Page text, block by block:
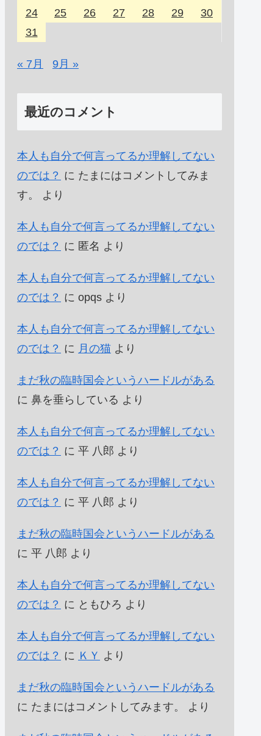
24
25 26 27 28 29
30
31
« 7月 9月 »
最近のコメント
本人も自分で何言ってるか理解してない
のでは？ に たまにはコメントしてみま
す。
より
本人も自分で何言ってるか理解してない
のでは？ に 匿名 より
本人も自分で何言ってるか理解してない
のでは？ に opqs より
本人も自分で何言ってるか理解してない
のでは？ に 月の猫 より
まだ秋の臨時国会というハードルがある
に 鼻を垂らしている より
本人も自分で何言ってるか理解してない
のでは？ に 平 八郎 より
本人も自分で何言ってるか理解してない
のでは？ に 平 八郎 より
まだ秋の臨時国会というハードルがある
に 平 八郎 より
本人も自分で何言ってるか理解してない
のでは？ に ともひろ より
本人も自分で何言ってるか理解してない
のでは？ に ＫＹ より
まだ秋の臨時国会というハードルがある
に たまにはコメントしてみます。 より